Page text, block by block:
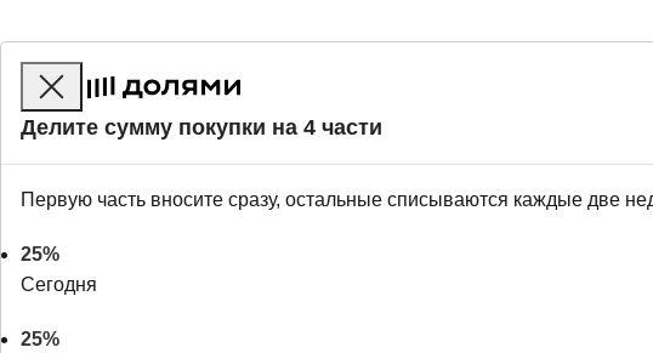
Делите сумму покупки на 4 части
Первую часть вносите сразу, остальные списываются каждые две
25%
Сегодня
25%